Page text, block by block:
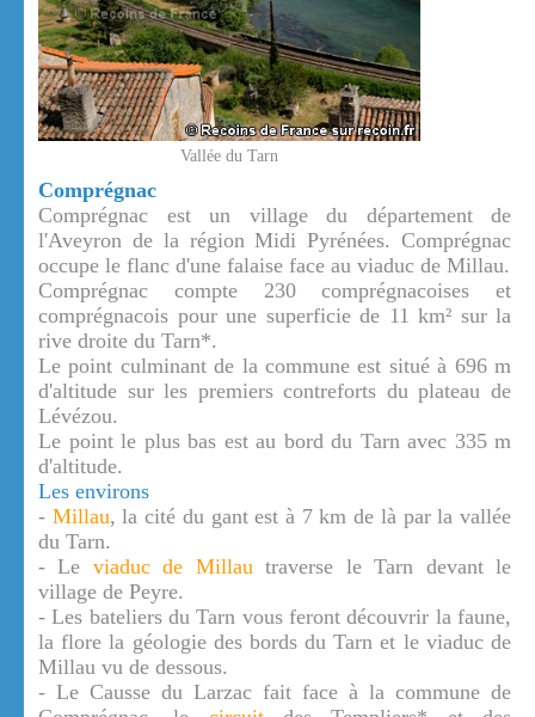
Vallée du Tarn
Comprégnac
Comprégnac est un village du département de
l'Aveyron de la région Midi Pyrénées. Comprégnac
occupe le flanc d'une falaise face au viaduc de Millau.
Comprégnac compte 230 comprégnacoises et
comprégnacois pour une superficie de 11 km² sur la
rive droite du Tarn*.
Le point culminant de la commune est situé à 696 m
d'altitude sur les premiers contreforts du plateau de
Lévézou.
Le point le plus bas est au bord du Tarn avec 335 m
d'altitude.
Les environs
- Millau, la cité du gant est à 7 km de là par la vallée
du Tarn.
- Le viaduc de Millautraverse le Tarn devant le
village de Peyre.
- Les bateliers du Tarn vous feront découvrir la faune,
la flore la géologie des bords du Tarn et le viaduc de
Millau vu de dessous.
- Le Causse du Larzac fait face à la commune de